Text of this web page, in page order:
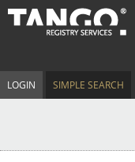
LOGIN SIMPLE SEARCH